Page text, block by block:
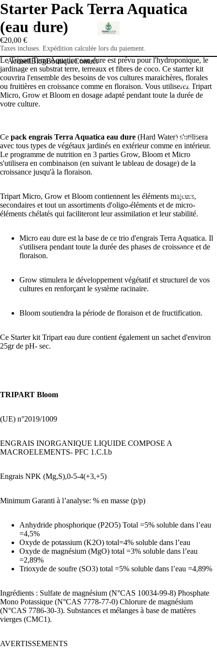
BLOG
BOUTIQUE
CONTACT
PLUS
AccueilBlogBoutiqueContact
Starter Pack Terra Aquatica
(eau dure)
€20,00 €
Taxes incluses. Expédition calculée lors du paiement.
Le Tripart Terra Aquatica eau dure est prévu pour l'hydroponique, le
jardinage en substrat terre, terreaux et fibres de coco. Ce starrter kit
couvrira l'ensemble des besoins de vos cultures maraichères, florales
ou fruitières en croissance comme en floraison. Vous utiliserez Tripart
Micro, Grow et Bloom en dosage adapté pendant toute la durée de
votre culture.
Ce pack engrais Terra Aquatica eau dure (Hard Water) s'utilisera
avec tous types de végétaux jardinés en extérieur comme en intérieur.
Le programme de nutrition en 3 parties Grow, Bloom et Micro
s'utilisera en combinaison (en suivant le tableau de dosage) de la
croissance jusqu'à la floraison.
Tripart Micro, Grow et Bloom contiennent les éléments majeurs,
secondaires et tout un assortiments d'oligo-éléments et de micro-
éléments chélatés qui faciliteront leur assimilation et leur stabilité.
Micro eau dure est la base de ce trio d'engrais Terra Aquatica. Il
s'utilisera pendant toute la durée des phases de croissance et de
floraison.
Grow stimulera le développement végétatif et structurel de vos
cultures en renforçant le système racinaire.
Bloom soutiendra la période de floraison et de fructification.
Ce Starter kit Tripart eau dure contient également un sachet d'environ
25gr de pH- sec.
TRIPART Bloom
(UE) n°2019/1009
ENGRAIS INORGANIQUE LIQUIDE COMPOSE A
MACROELEMENTS- PFC 1.C.I.b
Engrais NPK (Mg,S),0-5-4(+3,+5)
Minimum Garanti à l’analyse: % en masse (p/p)
Anhydride phosphorique (P2O5) Total =5% soluble dans l’eau
=4,5%
Oxyde de potassium (K2O) total=4% soluble dans l’eau
Oxyde de magnésium (MgO) total =3% soluble dans l’eau
=2,89%
Trioxyde de soufre (SO3) total =5% soluble dans l’eau =4,89%
Ingrédients : Sulfate de magnésium (N°CAS 10034-99-8) Phosphate
Mono Potassique (N°CAS 7778-77-0) Chlorure de magnésium
(N°CAS 7786-30-3). Substances et mélanges à base de matières
vierges (CMC1).
AVERTISSEMENTS